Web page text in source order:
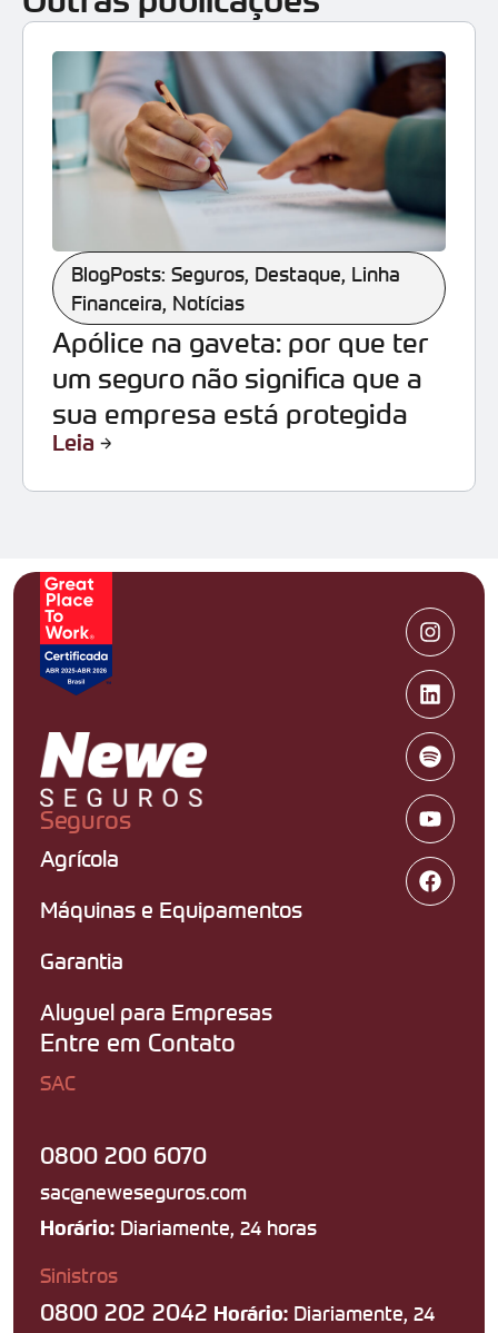
BlogPosts: Seguros, Destaque, Linha
Financeira, Notícias
Apólice na gaveta: por que ter
um seguro não significa que a
sua empresa está protegida
Leia
Seguros
Agrícola
Máquinas e Equipamentos
Garantia
Aluguel para Empresas
Entre em Contato
SAC
0800 200 6070
sac@neweseguros.com
Horário: Diariamente, 24 horas
Sinistros
0800 202 2042 Horário: Diariamente, 24